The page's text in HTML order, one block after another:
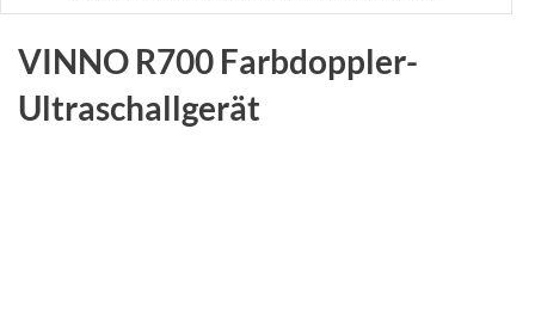
VINNO R700 Farbdoppler-
Ultraschallgerät